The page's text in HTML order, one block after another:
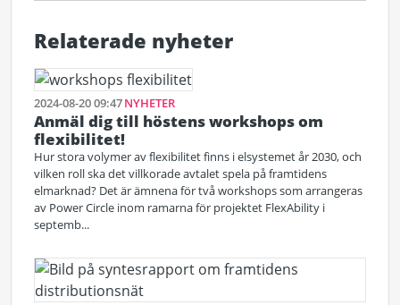
Relaterade nyheter
2024-08-20 09:47NYHETER
Anmäl dig till höstens workshops om
flexibilitet!
Hur stora volymer av flexibilitet finns i elsystemet år 2030, och
vilken roll ska det villkorade avtalet spela på framtidens
elmarknad? Det är ämnena för två workshops som arrangeras
av Power Circle inom ramarna för projektet FlexAbility i
septemb...